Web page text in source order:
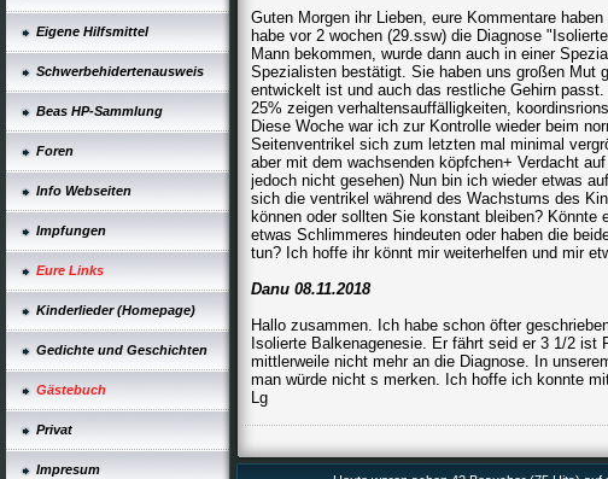
Eigene Hilfsmittel
Schwerbehidertenausweis
Beas HP-Sammlung
Foren
Info Webseiten
Impfungen
Eure Links
Kinderlieder (Homepage)
Gedichte und Geschichten
Gästebuch
Privat
Impresum
Guten Morgen ihr Lieben, eure Kommentare
habe vor 2 wochen (29.ssw) die Diagnose
Mann bekommen, wurde dann auch in einer
Spezialisten bestätigt. Sie haben uns großen Mut
entwickelt ist und auch das restliche Gehirn
25% zeigen verhaltensauffälligkeiten,
Diese Woche war ich zur Kontrolle wieder beim
Seitenventrikel sich zum letzten mal minimal
aber mit dem wachsenden köpfchen+ Verdacht
jedoch nicht gesehen) Nun bin ich wieder etwas
sich die ventrikel während des Wachstums des
können oder sollten Sie konstant bleiben?
etwas Schlimmeres hindeuten oder haben die
tun? Ich hoffe ihr könnt mir weiterhelfen und mir
Danu 08.11.2018
Hallo zusammen. Ich habe schon öfter
Isolierte Balkenagenesie. Er fährt seid er 3 1/2 ist
mittlerweile nicht mehr an die Diagnose. In
man würde nicht s merken. Ich hoffe ich konnte
Lg